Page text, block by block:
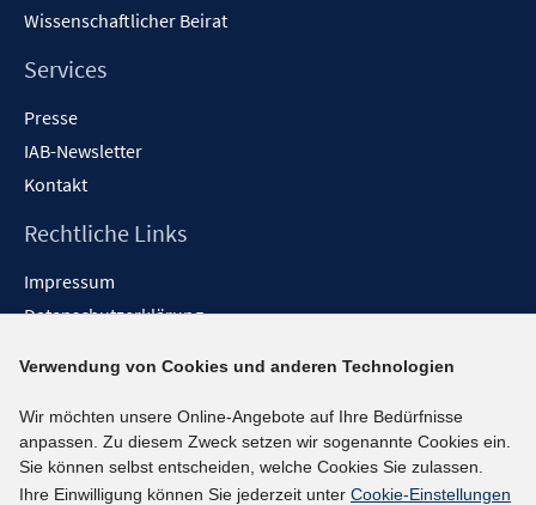
Wissenschaftlicher Beirat
Services
Presse
IAB-Newsletter
Kontakt
Rechtliche Links
Impressum
Datenschutzerklärung
Barrieren melden
Social-Media-Kanäle
BlueSky
Verwendung von Cookies und anderen Technologien
Wir möchten unsere Online-Angebote auf Ihre Bedürfnisse
anpassen. Zu diesem Zweck setzen wir sogenannte Cookies ein.
Sie können selbst entscheiden, welche Cookies Sie zulassen.
Ihre Einwilligung können Sie jederzeit unter Cookie-Einstellungen